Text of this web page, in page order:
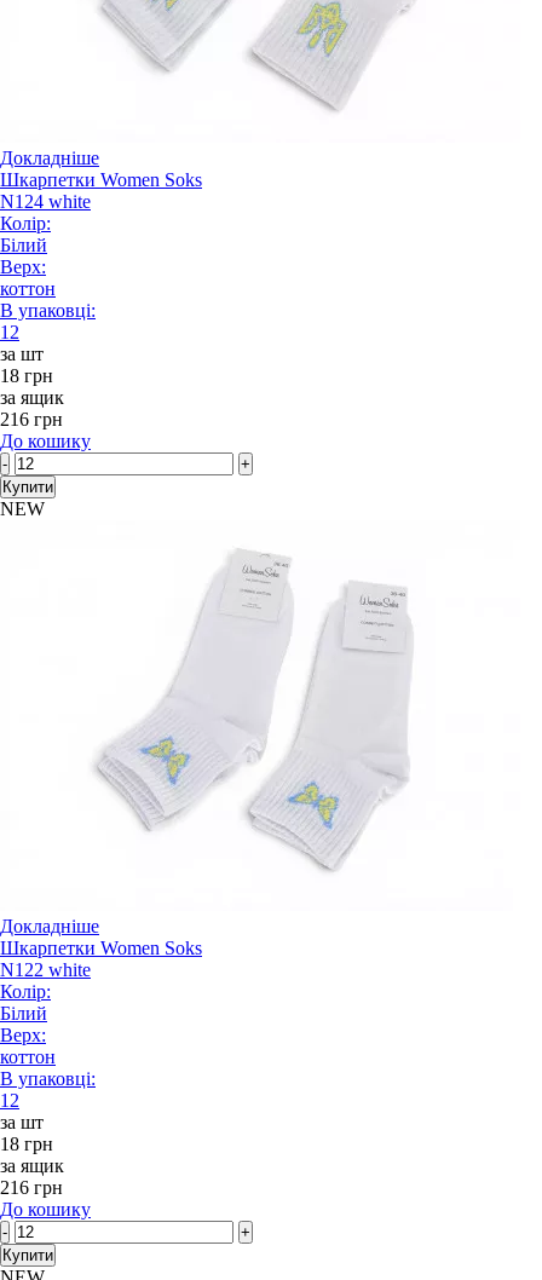
Докладніше
Шкарпетки Women Soks
N124 white
Колір:
Білий
Верх:
коттон
В упаковці:
12
за шт
18 грн
за ящик
216 грн
До кошику
-
+
Купити
NEW
Докладніше
Шкарпетки Women Soks
N122 white
Колір:
Білий
Верх:
коттон
В упаковці:
12
за шт
18 грн
за ящик
216 грн
До кошику
-
+
Купити